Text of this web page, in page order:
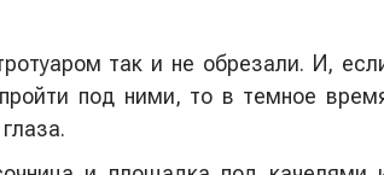
так и не обрезали. И,
под ними, то в темное